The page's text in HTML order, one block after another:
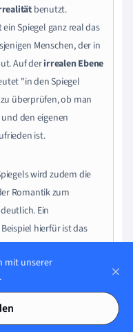
benutzt.
ein Spiegel ganz real das
Menschen, der in
Auf derirrealen Ebene
"in den Spiegel
überprüfen, ob man
den eigenen
ist.
wird zudem die
Romantik zum
Ein
hierfür ist das
Rolle spielt.
Romantik waren
dunkle Wälder, alte
Mooreund andere
mit unserer